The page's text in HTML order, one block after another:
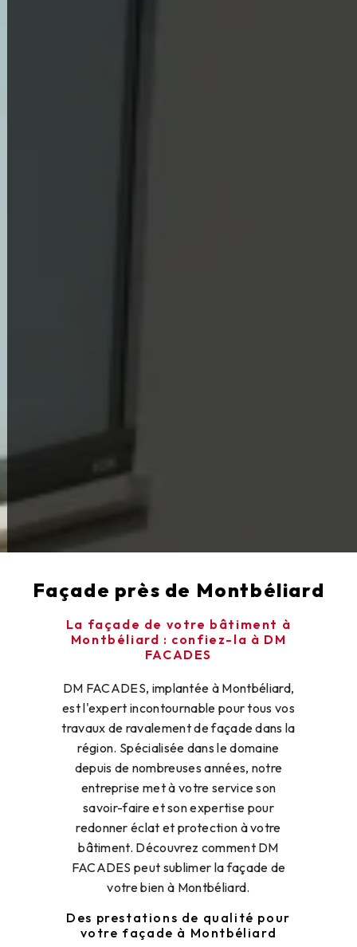
Façade près de Montbéliard
La façade de votre bâtiment à
Montbéliard : confiez-la à DM
FACADES
DM FACADES, implantée à Montbéliard,
est l'expert incontournable pour tous vos
travaux de ravalement de façade dans la
région. Spécialisée dans le domaine
depuis de nombreuses années, notre
entreprise met à votre service son
savoir-faire et son expertise pour
redonner éclat et protection à votre
bâtiment. Découvrez comment DM
FACADES peut sublimer la façade de
votre bien à Montbéliard.
Des prestations de qualité pour
votre façade à Montbéliard